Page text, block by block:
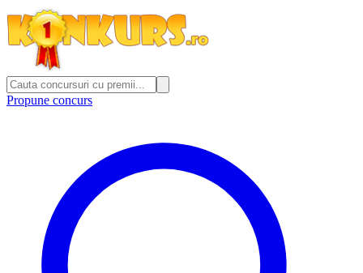
Propune concurs